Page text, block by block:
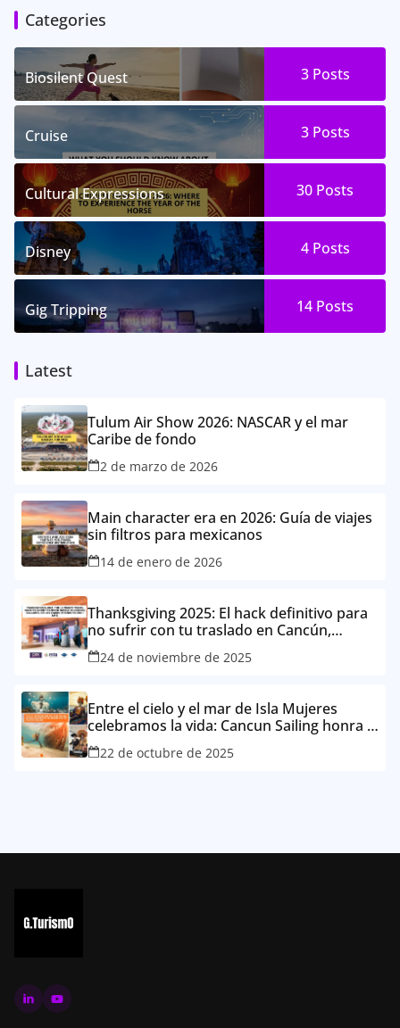
Categories
Biosilent Quest 3Posts
Cruise 3Posts
Cultural Expressions 30 Posts
Disney 4Posts
Gig Tripping 14 Posts
Latest
Tulum Air Show 2026: NASCAR y el mar
Caribe de fondo
2 de marzo de 2026
Main character era en 2026: Guía de viajes
sin filtros para mexicanos
14 de enero de 2026
Thanksgiving 2025: El hack definitivo para
no sufrir con tu traslado en Cancún,
Vallarta o Los Cabos (gracias CBX + MTS)
24 de noviembre de 2025
Entre el cielo y el mar de Isla Mujeres
celebramos la vida: Cancun Sailing honra el
Día de Muertos desde el Caribe mexicano
22 de octubre de 2025